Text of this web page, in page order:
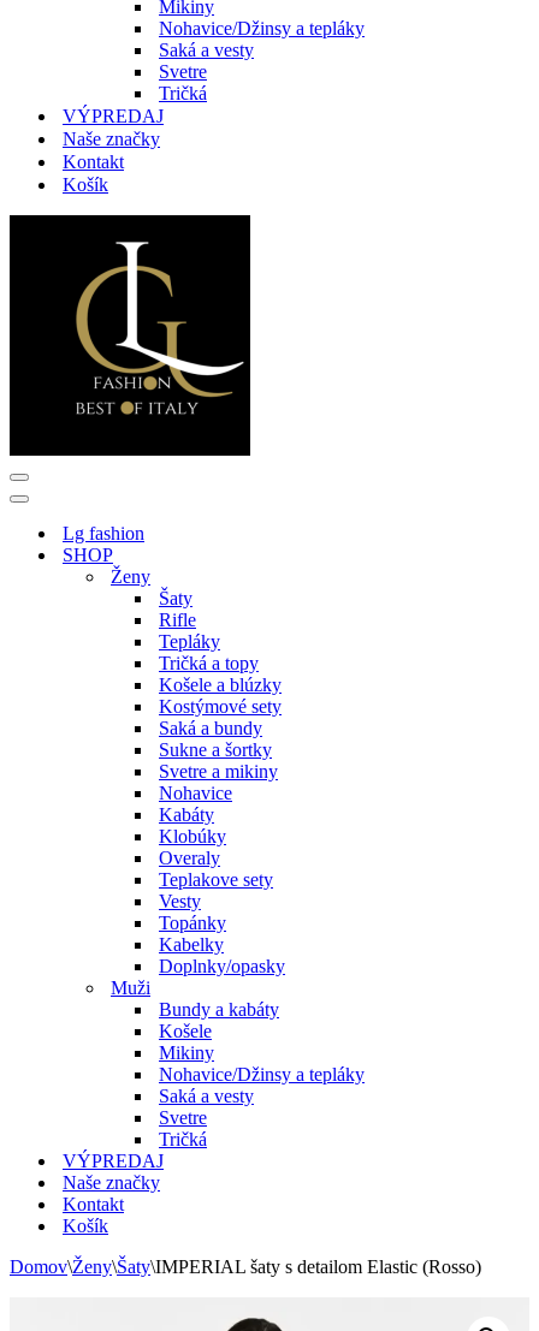
Mikiny
Nohavice/Džinsy a tepláky
Saká a vesty
Svetre
Tričká
VÝPREDAJ
Naše značky
Kontakt
Košík
Menu
navigácie
Menu
navigácieLg fashion
SHOP
Ženy
Šaty
Rifle
Tepláky
Tričká a topy
Košele a blúzky
Kostýmové sety
Saká a bundy
Sukne a šortky
Svetre a mikiny
Nohavice
Kabáty
Klobúky
Overaly
Teplakove sety
Vesty
Topánky
Kabelky
Doplnky/opasky
Muži
Bundy a kabáty
Košele
Mikiny
Nohavice/Džinsy a tepláky
Saká a vesty
Svetre
Tričká
VÝPREDAJ
Naše značky
Kontakt
Košík
Domov\Ženy\Šaty\IMPERIAL šaty s detailom Elastic (Rosso)